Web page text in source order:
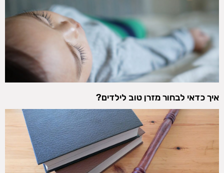
איך כדאי לבחור מזרן טוב לילדים?